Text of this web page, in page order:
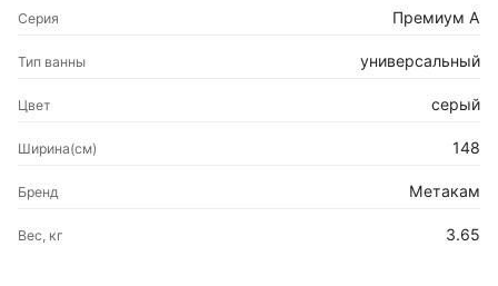
Серия Премиум А
Тип ванны универсальный
Цвет серый
Ширина(см) 148
Бренд Метакам
Вес, кг 3.65